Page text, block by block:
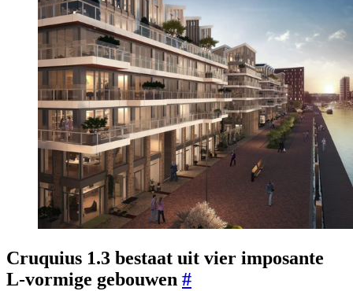
Cruquius 1.3 bestaat uit vier imposante
L-vormige gebouwen #